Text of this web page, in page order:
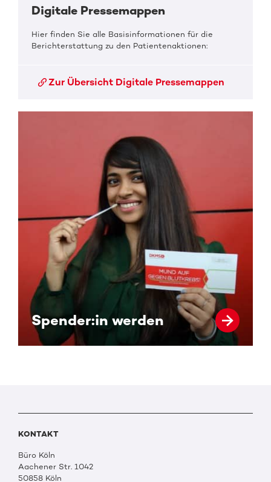
Digitale Pressemappen
Hier finden Sie alle Basisinformationen für die
Berichterstattung zu den Patientenaktionen:
Zur Übersicht Digitale Pressemappen
Spender:in werden
KONTAKT
Büro Köln
Aachener Str. 1042
50858 Köln